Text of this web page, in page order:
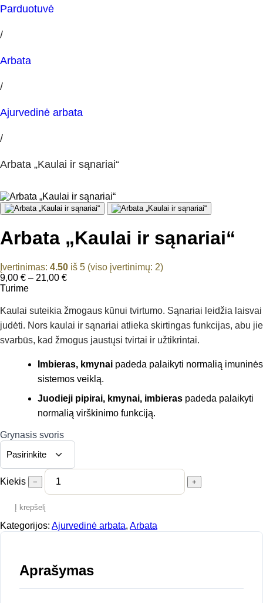
Parduotuvė
/
Arbata
/
Ajurvedinė arbata
/
Arbata „Kaulai ir sąnariai“
Arbata „Kaulai ir sąnariai“
Įvertinimas: 4.50 iš 5 (viso įvertinimų: 2)
9,00 € – 21,00 €Price
through
21,00 €
Turime
Kaulai suteikia žmogaus kūnui tvirtumo. Sąnariai leidžia laisvai
judėti. Nors kaulai ir sąnariai atlieka skirtingas funkcijas, abu jie
svarbūs, kad žmogus jaustųsi tvirtai ir užtikrintai.
Imbieras, kmynai padeda palaikyti normalią imuninės
sistemos veiklą.
Juodieji pipirai, kmynai, imbieras padeda palaikyti
normalią virškinimo funkciją.
Grynasis svoris
Kiekis − +
Į krepšelį
Kategorijos: Ajurvedinė arbata, Arbata
Aprašymas